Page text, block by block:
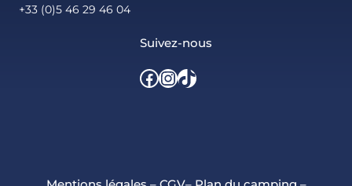
+33 (0)5 46 29 46 04
Suivez-nous
Facebook InstagramTikTok